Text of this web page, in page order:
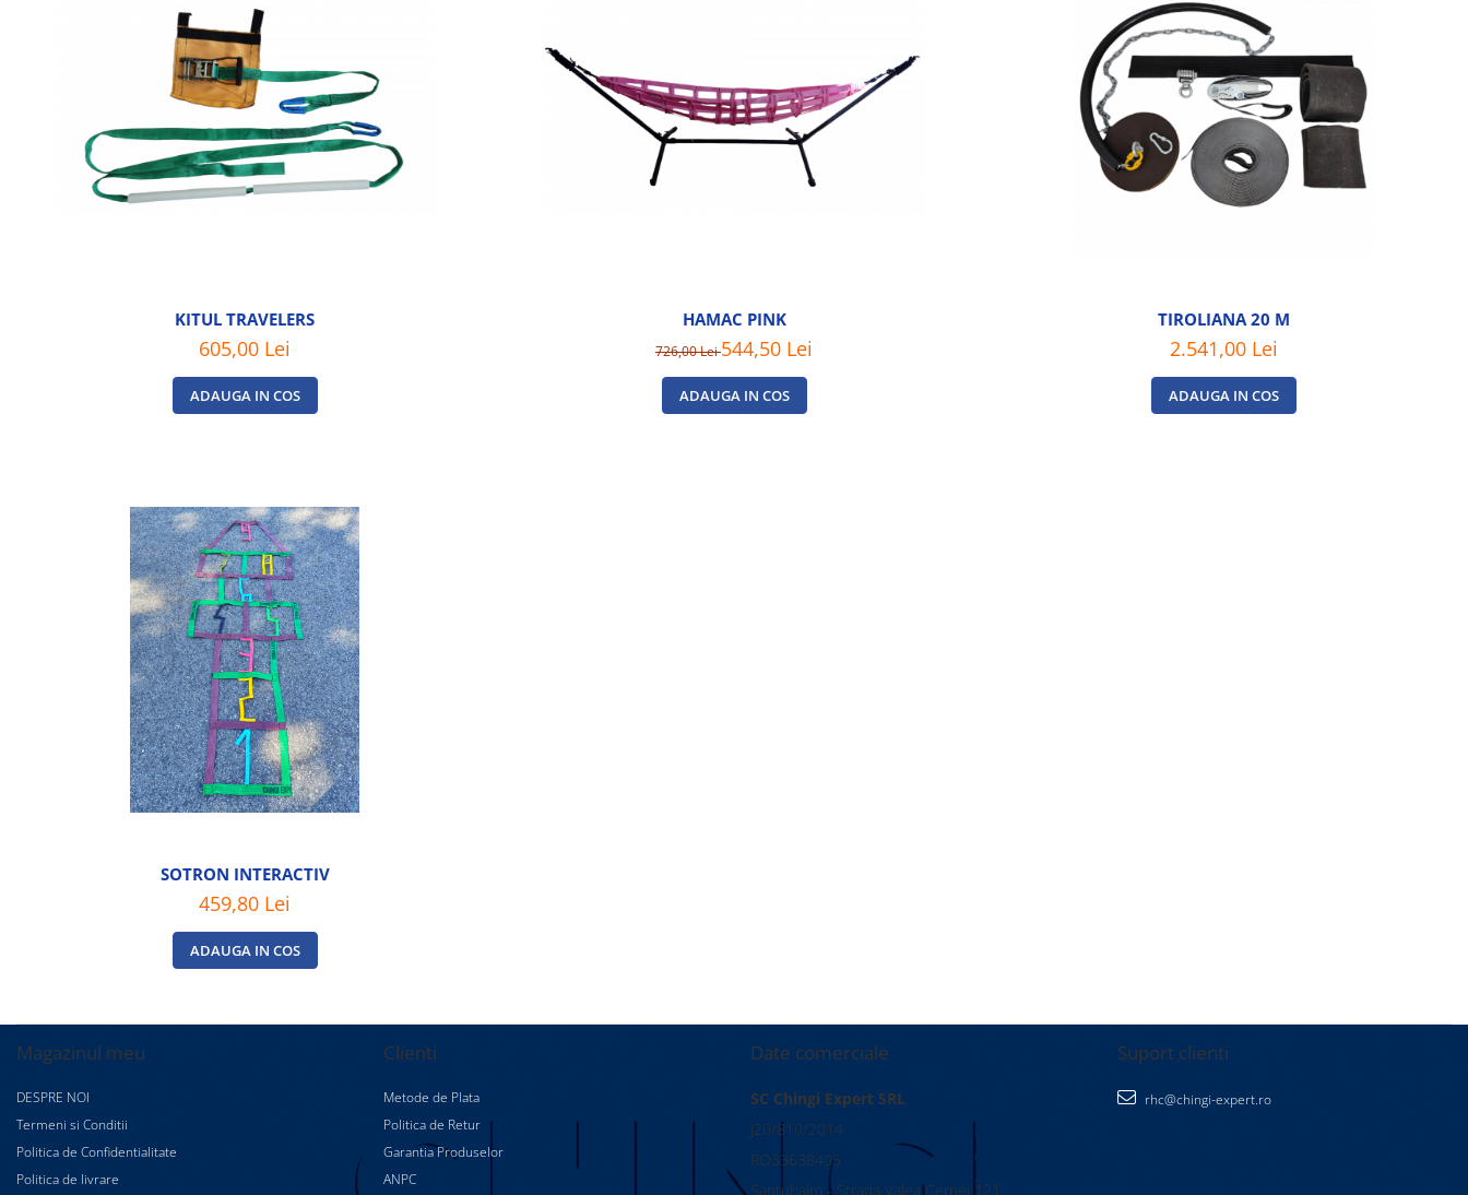
KITUL TRAVELERS
605,00 Lei
ADAUGA IN COS
HAMAC PINK
726,00 Lei544,50 Lei
ADAUGA IN COS
TIROLIANA 20 M
2.541,00 Lei
ADAUGA IN COS
SOTRON INTERACTIV
459,80 Lei
ADAUGA IN COS
Magazinul meu
DESPRE NOI
Termeni si Conditii
Politica de Confidentialitate
Politica de livrare
Clienti
Metode de Plata
Politica de Retur
Garantia Produselor
ANPC
Date comerciale
SC Chingi Expert SRL
J20/810/2014
RO33638405
Santuhalm - Strada Valea Cernei 121
Suport clienti
rhc@chingi-expert.ro